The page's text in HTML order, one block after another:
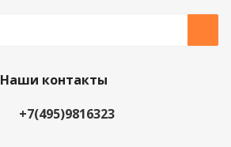
Наши контакты
+7(495)9816323